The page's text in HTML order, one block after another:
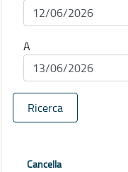
A
Ricerca
Cancella